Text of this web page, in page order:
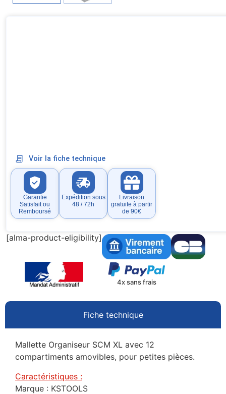
Voir la fiche technique
Garantie
Satisfait ou
Remboursé
Expédition sous
48 / 72h
Livraison
gratuite à partir
de 90€
[alma-product-eligibility]
4x sans frais
Fiche technique
Mallette Organiseur SCM XL avec 12
compartiments amovibles, pour petites pièces.
Caractéristiques :
Marque : KSTOOLS